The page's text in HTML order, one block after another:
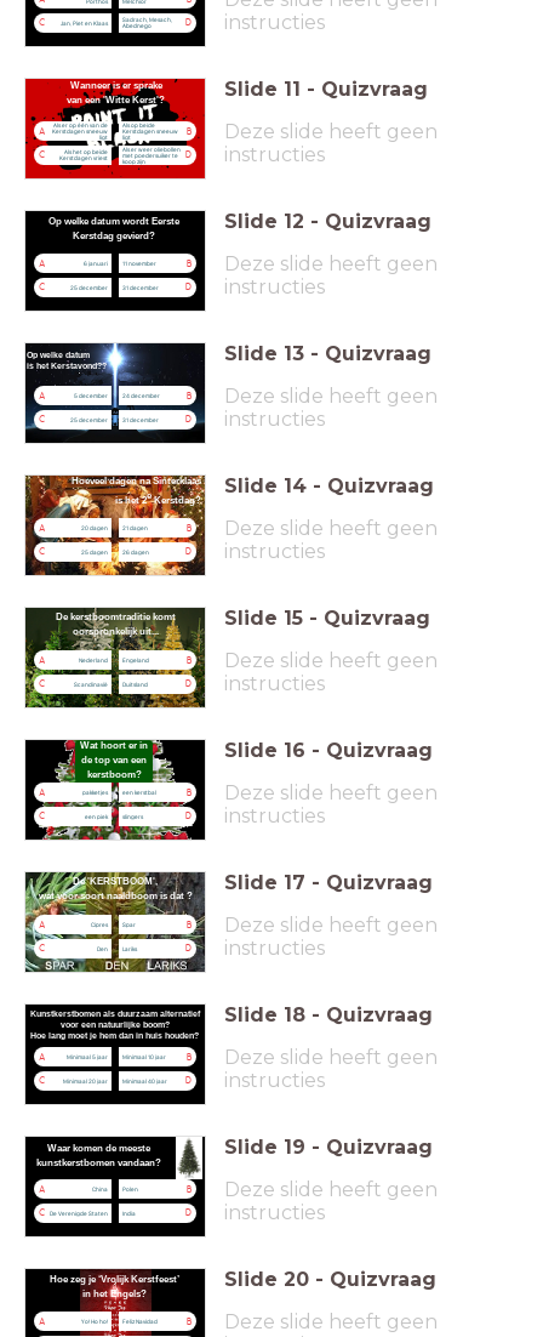
C Jan, Piet en Klaas D
Sadrach, Mesach,
Abednego
instructies
Wanneer is er sprake
van een 'Witte Kerst'?
A
Als er op één van de
Kerstdagen sneeuw
ligt
B
Als op beide
Kerstdagen sneeuw
ligt
C
Als het op beide
Kerstdagen vriest
D
Als er weer oliebollen
met poedersuiker te
koop zijn
Slide 11 - Quizvraag
Deze slide heeft geen
instructies
Op welke datum wordt Eerste
Kerstdag gevierd?
A 6 januari B
11 november
C 25 december D
31 december
Slide 12 - Quizvraag
Deze slide heeft geen
instructies
Op welke datum
is het Kerstavond??
A 5 december B
24 december
C 25 december D
31 december
Slide 13 - Quizvraag
Deze slide heeft geen
instructies
Hoeveel dagen na Sinterklaas
is het 2eKerstdag?
A 20 dagen B
21 dagen
C 25 dagen D
26 dagen
Slide 14 - Quizvraag
Deze slide heeft geen
instructies
De kerstboomtraditie komt
oorspronkelijk uit...
A Nederland B
Engeland
C Scandinavië D
Duitsland
Slide 15 - Quizvraag
Deze slide heeft geen
instructies
Wat hoorter in
de topvan een
kerstboom?
A pakketjes B
een kerstbal
C een piek D
slingers
Slide 16 - Quizvraag
Deze slide heeft geen
instructies
De 'KERSTBOOM',
wat voor soort naaldboom is dat ?
A Cipres B
Spar
C Den D
Lariks
Slide 17 - Quizvraag
Deze slide heeft geen
instructies
Kunstkerstbomen als duurzaam alternatief
voor een natuurlijke boom?
Hoe lang moet je hem dan in huis houden?
A Minimaal 5 jaar B
Minimaal 10 jaar
C Minimaal 20 jaar D
Minimaal 40 jaar
Slide 18 - Quizvraag
Deze slide heeft geen
instructies
Waar komen de meeste
kunstkerstbomen vandaan?
A China B
Polen
C De Verenigde Staten D
India
Slide 19 - Quizvraag
Deze slide heeft geen
instructies
Hoe zeg je ‘Vrolijk Kerstfeest’
in het Engels?
A Yo! Ho ho! B
Feliz Navidad
Slide 20 - Quizvraag
Deze slide heeft geen